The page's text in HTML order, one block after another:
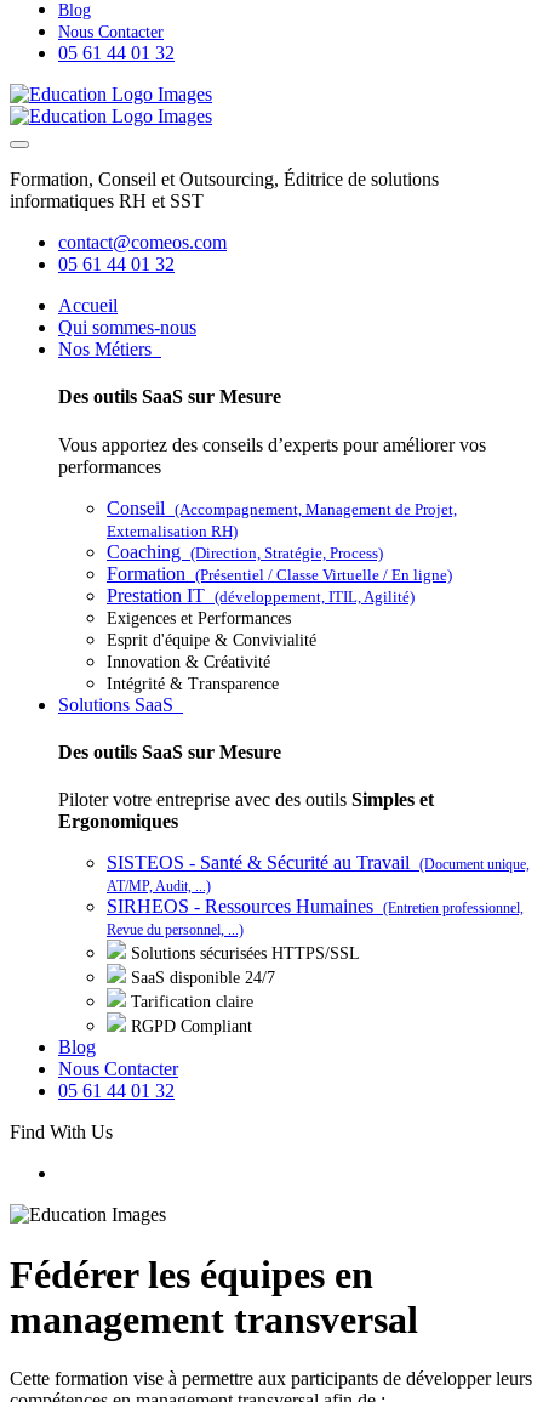
Blog
Nous Contacter
05 61 44 01 32
Formation, Conseil et Outsourcing, Éditrice de solutions
informatiques RH et SST
contact@comeos.com
05 61 44 01 32
Accueil
Qui sommes-nous
Nos Métiers
Des outils SaaS sur Mesure
Vous apportez des conseils d’experts pour améliorer vos
performances
Conseil (Accompagnement, Management de Projet,
Externalisation RH)
Coaching (Direction, Stratégie, Process)
Formation (Présentiel / Classe Virtuelle / En ligne)
Prestation IT (développement, ITIL, Agilité)
Exigences et Performances
Esprit d'équipe & Convivialité
Innovation & Créativité
Intégrité & Transparence
Solutions SaaS
Des outils SaaS sur Mesure
Piloter votre entreprise avec des outils Simples et
Ergonomiques
SISTEOS - Santé & Sécurité au Travail
(Document unique,
AT/MP, Audit, ...)
SIRHEOS - Ressources Humaines (Entretien professionnel,
Revue du personnel, ...)
Solutions sécurisées HTTPS/SSL
SaaS disponible 24/7
Tarification claire
RGPD Compliant
Blog
Nous Contacter
05 61 44 01 32
Find With Us
Fédérer les équipes en
management transversal
Cette formation vise à permettre aux participants de développer leurs